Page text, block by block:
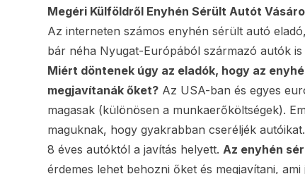
Megéri Külföldről Enyhén Sérült Autót
Az interneten számos enyhén sérült autó
bár néha Nyugat-Európából származó autók
Miért döntenek úgy az eladók, hogy az
megjavítanák őket? Az USA-ban és egyes
magasak (különösen a munkaerőköltségek).
maguknak, hogy gyakrabban cseréljék
8 éves autóktól a javítás helyett.Az enyhén
érdemes lehet behozni őket és megjavítani,